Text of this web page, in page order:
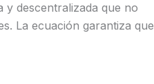
y descentralizada que no
La ecuación garantiza que